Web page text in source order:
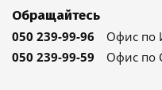
Обращайтесь
050 239-99-96
Офис по
050 239-99-59
Офис по